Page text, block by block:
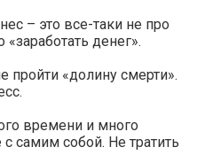
– это все-таки не про
«заработать денег».
пройти «долину смерти».
времени и много
самим собой. Не тратить